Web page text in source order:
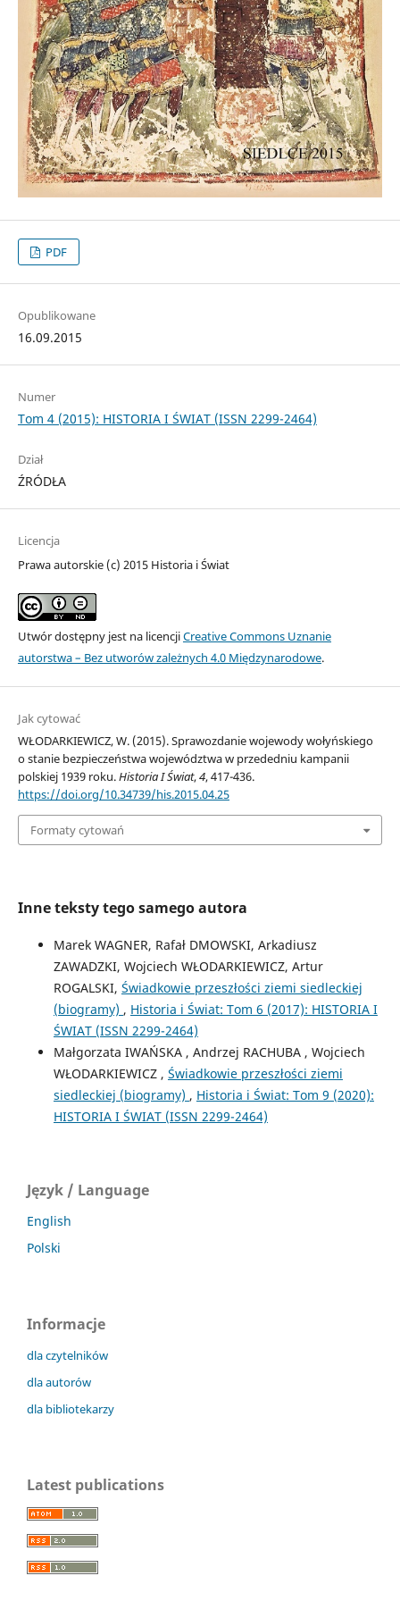
PDF
Opublikowane
16.09.2015
Numer
Tom 4 (2015): HISTORIA I ŚWIAT (ISSN 2299-2464)
Dział
ŹRÓDŁA
Licencja
Prawa autorskie (c) 2015 Historia i Świat
Utwór dostępny jest na licencjiCreative Commons Uznanie
autorstwa – Bez utworów zależnych 4.0 Międzynarodowe.
Jak cytować
WŁODARKIEWICZ, W. (2015). Sprawozdanie wojewody wołyńskiego
o stanie bezpieczeństwa województwa w przededniu kampanii
polskiej 1939 roku.Historia I Świat,4, 417-436.
https://doi.org/10.34739/his.2015.04.25
Formaty cytowań
Inne teksty tego samego autora
Marek WAGNER, Rafał DMOWSKI, Arkadiusz
ZAWADZKI, Wojciech WŁODARKIEWICZ, Artur
ROGALSKI, Świadkowie przeszłości ziemi siedleckiej
(biogramy) , Historia i Świat: Tom 6 (2017): HISTORIA I
ŚWIAT (ISSN 2299-2464)
Małgorzata IWAŃSKA , Andrzej RACHUBA , Wojciech
WŁODARKIEWICZ , Świadkowie przeszłości ziemi
siedleckiej (biogramy) , Historia i Świat: Tom 9 (2020):
HISTORIA I ŚWIAT (ISSN 2299-2464)
Język / Language
English
Polski
Informacje
dla czytelników
dla autorów
dla bibliotekarzy
Latest publications